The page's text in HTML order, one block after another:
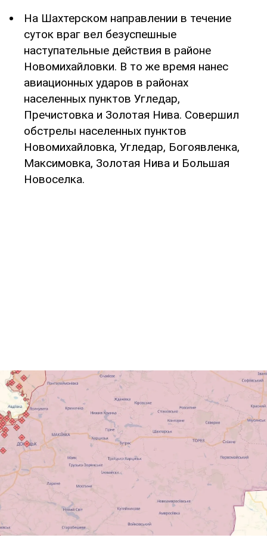
На Шахтерском направлении в течение
суток враг вел безуспешные
наступательные действия в районе
Новомихайловки. В то же время нанес
авиационных ударов в районах
населенных пунктов Угледар,
Пречистовка и Золотая Нива. Совершил
обстрелы населенных пунктов
Новомихайловка, Угледар, Богоявленка,
Максимовка, Золотая Нива и Большая
Новоселка.